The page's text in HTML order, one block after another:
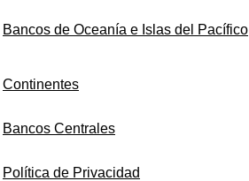
Bancos de Oceanía e Islas del Pacífico
Continentes
Bancos Centrales
Política de Privacidad